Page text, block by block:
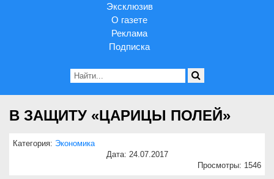
Эксклюзив
О газете
Реклама
Подписка
В ЗАЩИТУ «ЦАРИЦЫ ПОЛЕЙ»
Категория: Экономика
Дата: 24.07.2017
Просмотры: 1546